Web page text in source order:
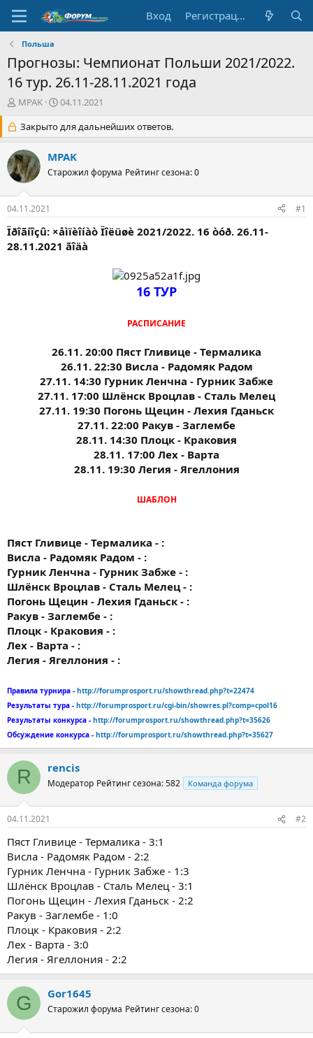
Вход Регистрация
Польша
Прогнозы: Чемпионат Польши 2021/2022.
16 тур. 26.11-28.11.2021 года
А
т
о
р
т
е
м
MPAK
Д
т
а
н
а
ч
а
04.11.2021
Закрыто для дальнейших ответов.
MPAK
Старожил форума Рейтинг сезона: 0
04.11.2021 #1
Ïðîãíîçû: ×åìïèîíàò Ïîëüøè 2021/2022. 16 òóð. 26.11-
28.11.2021 ãîäà
16 ТУР
РАСПИСАНИЕ
26.11. 20:00 Пяст Гливице - Термалика
26.11. 22:30 Висла - Радомяк Радом
27.11. 14:30 Гурник Ленчна - Гурник Забже
27.11. 17:00 Шлёнск Вроцлав - Сталь Мелец
27.11. 19:30 Погонь Щецин - Лехия Гданьск
27.11. 22:00 Ракув - Заглембе
28.11. 14:30 Плоцк - Краковия
28.11. 17:00 Лех - Варта
28.11. 19:30 Легия - Ягеллония
ШАБЛОН
Пяст Гливице - Термалика - :
Висла - Радомяк Радом - :
Гурник Ленчна - Гурник Забже - :
Шлёнск Вроцлав - Сталь Мелец - :
Погонь Щецин - Лехия Гданьск - :
Ракув - Заглембе - :
Плоцк - Краковия - :
Лех - Варта - :
Легия - Ягеллония - :
Правила турнира - http://forumprosport.ru/showthread.php?t=22474
Результаты тура - http://forumprosport.ru/cgi-bin/showres.pl?comp=cpol16
Результаты конкурса - http://forumprosport.ru/showthread.php?t=35626
Обсуждение конкурса - http://forumprosport.ru/showthread.php?t=35627
R rencis
Модератор Рейтинг сезона: 582 Команда форума
04.11.2021 #2
Пяст Гливице - Термалика - 3:1
Висла - Радомяк Радом - 2:2
Гурник Ленчна - Гурник Забже - 1:3
Шлёнск Вроцлав - Сталь Мелец - 3:1
Погонь Щецин - Лехия Гданьск - 2:2
Ракув - Заглембе - 1:0
Плоцк - Краковия - 2:2
Лех - Варта - 3:0
Легия - Ягеллония - 2:2
G Gor1645
Старожил форума Рейтинг сезона: 0